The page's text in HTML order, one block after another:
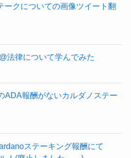
ークについての画像ツイート翻
法律について学んでみた
ADA報酬がないカルダノステー
ステーキング報酬にて